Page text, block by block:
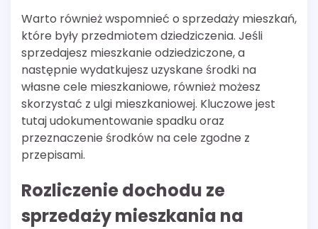
Warto również wspomnieć o sprzedaży mieszkań,
które były przedmiotem dziedziczenia. Jeśli
sprzedajesz mieszkanie odziedziczone, a
następnie wydatkujesz uzyskane środki na
własne cele mieszkaniowe, również możesz
skorzystać z ulgi mieszkaniowej. Kluczowe jest
tutaj udokumentowanie spadku oraz
przeznaczenie środków na cele zgodne z
przepisami.
Rozliczenie dochodu ze
sprzedaży mieszkania na